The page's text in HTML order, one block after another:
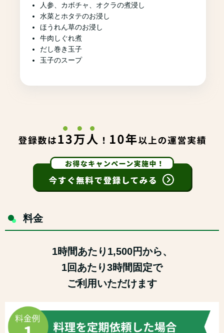
人参、カボチャ、オクラの煮浸し
水菜とホタテのお浸し
ほうれん草のお浸し
牛肉しぐれ煮
だし巻き玉子
玉子のスープ
料金
1時間あたり1,500円から、
1回あたり3時間固定で
ご利用いただけます